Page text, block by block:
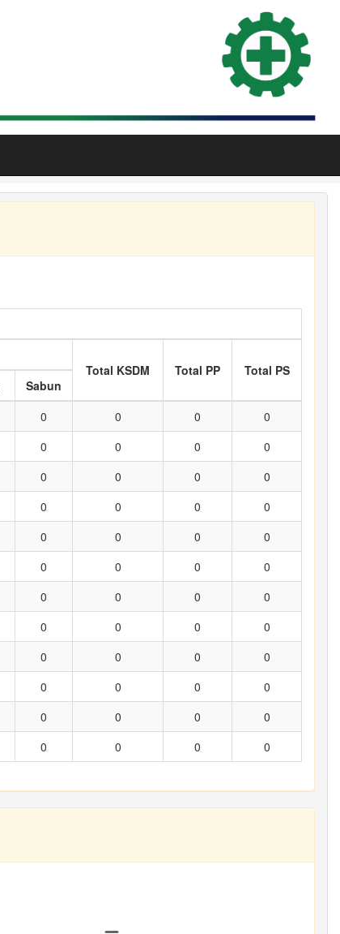
Total KSDM
Total PP
Total PS
Sabun
0 0 0
0
0 0 0
0
0 0 0
0
0 0 0
0
0 0 0
0
0 0 0
0
0 0 0
0
0 0 0
0
0 0 0
0
0 0 0
0
0 0 0
0
0 0 0 0